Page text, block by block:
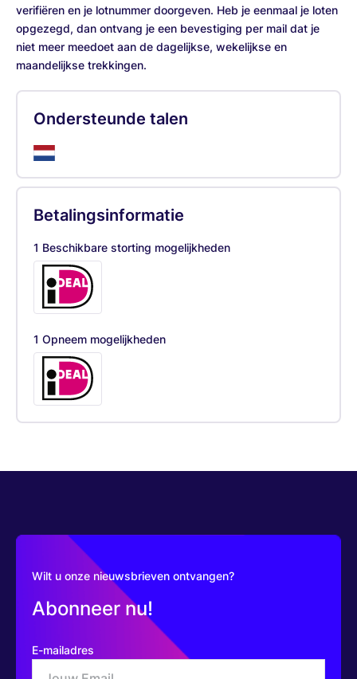
verifiëren en je lotnummer doorgeven. Heb je eenmaal je loten
opgezegd, dan ontvang je een bevestiging per mail dat je
niet meer meedoet aan de dagelijkse, wekelijkse en
maandelijkse trekkingen.
Ondersteunde talen
Betalingsinformatie
1 Beschikbare storting mogelijkheden
1 Opneem mogelijkheden
Wilt u onze nieuwsbrieven ontvangen?
Abonneer nu!
E-mailadres